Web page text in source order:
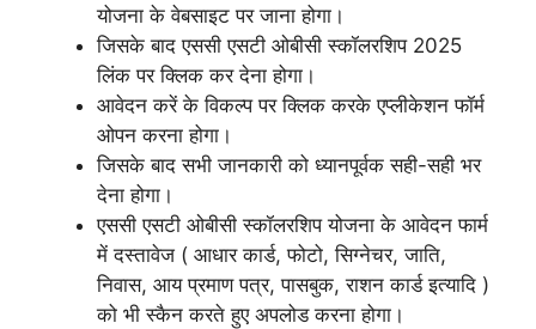
योजना के वेबसाइट पर जाना होगा।
जिसके बाद एससी एसटी ओबीसी स्कॉलरशिप 2025
लिंक पर क्लिक कर देना होगा।
आवेदन करें के विकल्प पर क्लिक करके एप्लीकेशन फॉर्म
ओपन करना होगा।
जिसके बाद सभी जानकारी को ध्यानपूर्वक सही-सही भर
देना होगा।
एससी एसटी ओबीसी स्कॉलरशिप योजना के आवेदन फार्म
में दस्तावेज ( आधार कार्ड, फोटो, सिग्नेचर, जाति,
निवास, आय प्रमाण पत्र, पासबुक, राशन कार्ड इत्यादि )
को भी स्कैन करते हुए अपलोड करना होगा।